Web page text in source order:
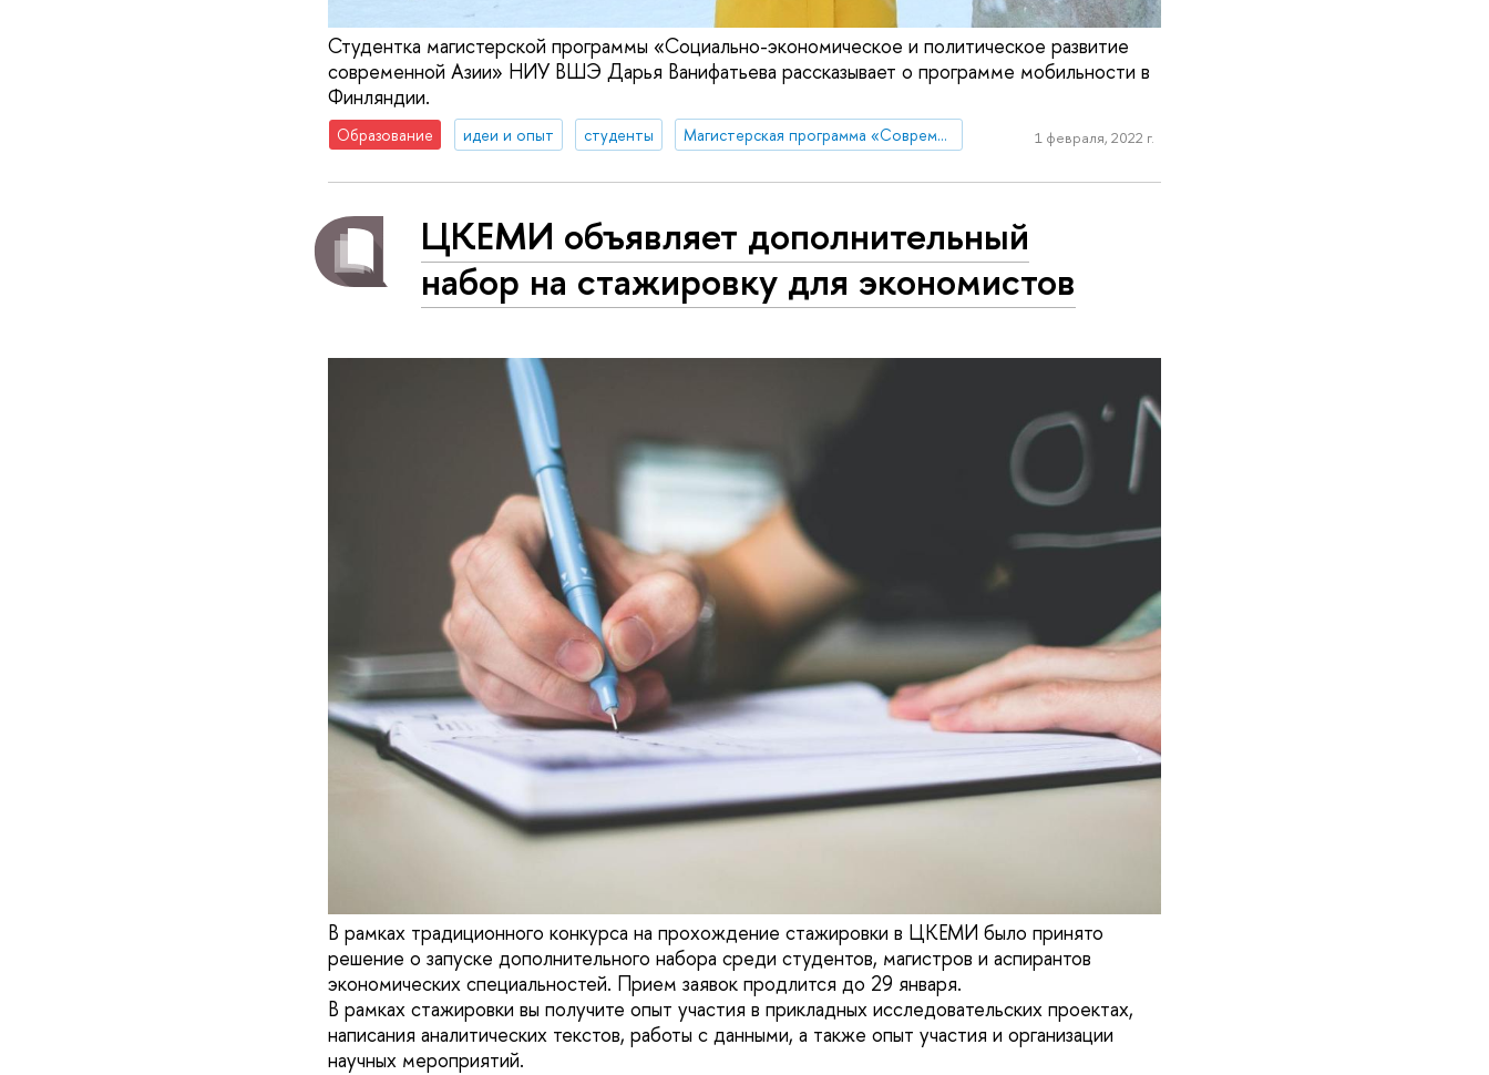
Студентка магистерской программы «Социально-экономическое и политическое развитие
современной Азии» НИУ ВШЭ Дарья Ванифатьева рассказывает о программе мобильности в
Финляндии.
Образование идеи и опыт студенты Магистерская программа «Современное востоковедение» 1 февраля, 2022 г.
ЦКЕМИ объявляет дополнительный
набор на стажировку для экономистов
В рамках традиционного конкурса на прохождение стажировки в ЦКЕМИ было принято
решение о запуске дополнительного набора среди студентов, магистров и аспирантов
экономических специальностей. Прием заявок продлится до 29 января.
В рамках стажировки вы получите опыт участия в прикладных исследовательских проектах,
написания аналитических текстов, работы с данными, а также опыт участия и организации
научных мероприятий.